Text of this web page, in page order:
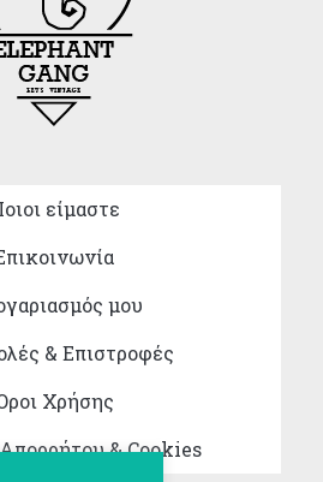
είμαστε
μου
& Επιστροφές
Χρήσης
& Cookies